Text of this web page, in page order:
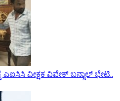
ವೀಕ್ಷಕ ವಿವೇಕ್ ಬನ್ಸಾಲ್ ಭೇಟಿ..